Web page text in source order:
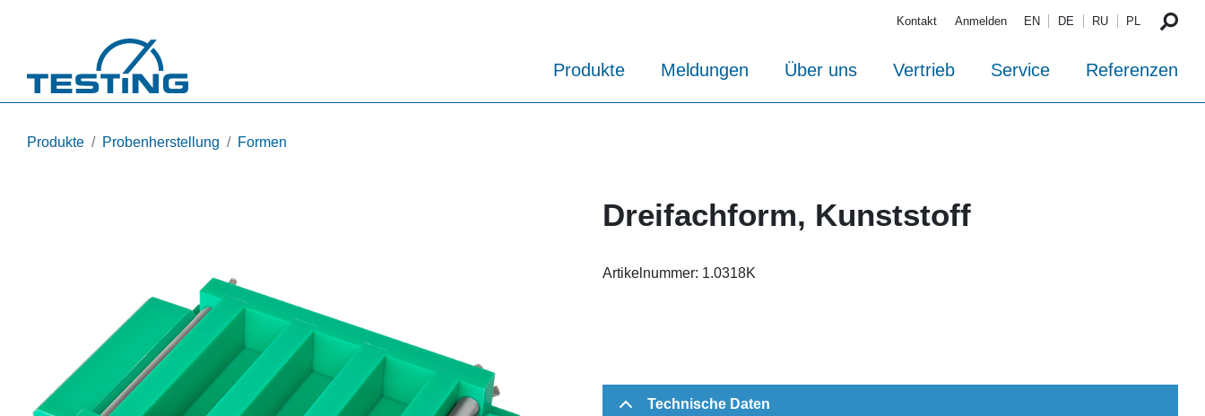
Kontakt Anmelden EN DE RU PL
Produkte Meldungen Über uns Vertrieb Service Referenzen
Produkte Probenherstellung Formen
Dreifachform, Kunststoff
Artikelnummer: 1.0318K
Technische Daten